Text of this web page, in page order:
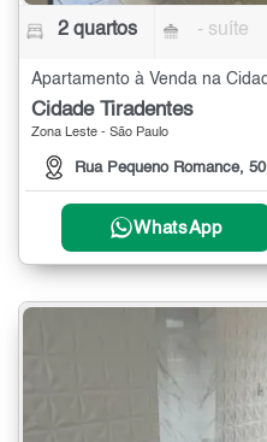
2 quartos - suíte
Cidade Tiradentes
Zona Leste - São Paulo
Rua Pequeno Romance, 50
WhatsApp